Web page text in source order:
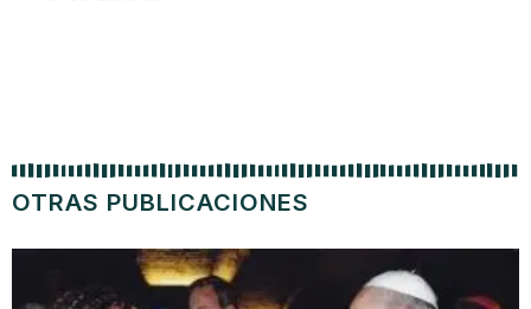
OTRAS PUBLICACIONES